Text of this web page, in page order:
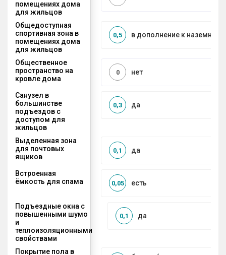
помещениях дома
для жильцов
Общедоступная
спортивная зона в
помещениях дома
для жильцов
в дополнение к наземной
0,5
Общественное
пространство на
кровле дома
нет
0
Санузел в
большинстве
подъездов с
доступом для
жильцов
да
0,3
Выделенная зона
для почтовых
ящиков
да
0,1
Встроенная
ёмкость для спама
есть
0,05
Подъездные окна с
повышенными шумо
и
теплоизоляционными
свойствами
да
0,1
Покрытие пола в